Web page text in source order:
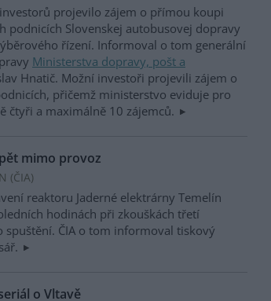
projevilo zájem o přímou koupi
podnicích Slovenskej autobusovej dopravy
řízení. Informoval o tom generální
Ministerstva dopravy, pošt a
Hnatič. Možní investoři projevili zájem o
přičemž ministerstvo eviduje pro
čtyři a maximálně 10 zájemců.
mimo provoz
(ČIA)
reaktoru Jaderné elektrárny Temelín
hodinách při zkouškách třetí
spuštění. ČIA o tom informoval tiskový
o Vltavě